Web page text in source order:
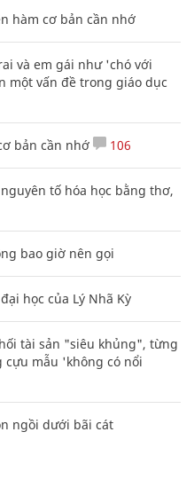
hàm cơ bản cần nhớ
và em gái như 'chó với
một vấn đề trong giáo dục
bản cần nhớ 106
tố hóa học bằng thơ,
bao giờ nên gọi
học của Lý Nhã Kỳ
tài sản "siêu khủng", từng
cựu mẫu 'không có nổi
ngồi dưới bãi cát